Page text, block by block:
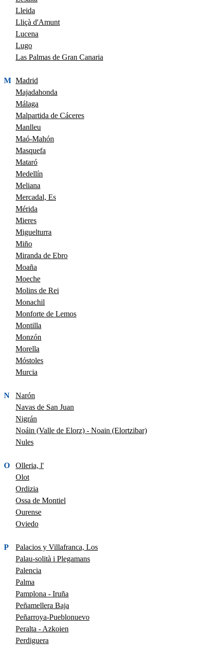
Lleida
Lliçà d'Amunt
Lucena
Lugo
Las Palmas de Gran Canaria
M Madrid
Majadahonda
Málaga
Malpartida de Cáceres
Manlleu
Maó-Mahón
Masquefa
Mataró
Medellín
Meliana
Mercadal, Es
Mérida
Mieres
Miguelturra
Miño
Miranda de Ebro
Moaña
Moeche
Molins de Rei
Monachil
Monforte de Lemos
Montilla
Monzón
Morella
Móstoles
Murcia
N
Narón
Navas de San Juan
Nigrán
Noáin (Valle de Elorz) - Noain (Elortzibar)
Nules
O
Olleria, l'
Olot
Ordizia
Ossa de Montiel
Ourense
Oviedo
P
Palacios y Villafranca, Los
Palau-solità i Plegamans
Palencia
Palma
Pamplona - Iruña
Peñamellera Baja
Peñarroya-Pueblonuevo
Peralta - Azkoien
Perdiguera